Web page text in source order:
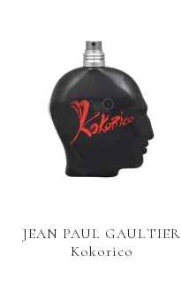
JEAN PAUL GAULTIER
Kokorico